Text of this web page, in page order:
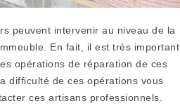
peuvent intervenir au niveau de la
En fait, il est très important
opérations de réparation de ces
difficulté de ces opérations vous
ces artisans professionnels.